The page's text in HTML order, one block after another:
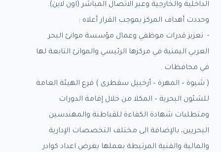
الداخلية والخارجية وعبر الاتصال المباشر (اون لاين).
وحددت أهداف المركز بموجب القرار أعلاه :
- تعزيز قدرات موظفي وعمال مؤسسة موانئ البحر
العربي اليمنية في مركزها الرئيسي والموانئ التابعة لها
في محافظات .
( شبوة – المهرة – أرخبيل سقطرى ) فرع الهيئة العامة
للشئون البحرية – المكلا من خلال إقامة الدورات
ومتطلبات شهادة الكفاءة للقباطنة والمهندسين
البحريين، بالإضافة الى مختلف التخصصات الإدارية
والمالية والفنية المرتبطة بعملها بغرض اعداد كوادر